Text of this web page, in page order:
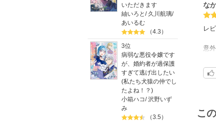
いただきます
紬いろと / 久川航璃/
あいるむ
（4.3）
3位
病弱な悪役令嬢です
が、婚約者が過保護
すぎて逃げ出したい
(私たち犬猿の仲でし
たよね！？)
小箱ハコ/沢野いず
み
（3.5）
な
レ
意
愛
ち
会
こ